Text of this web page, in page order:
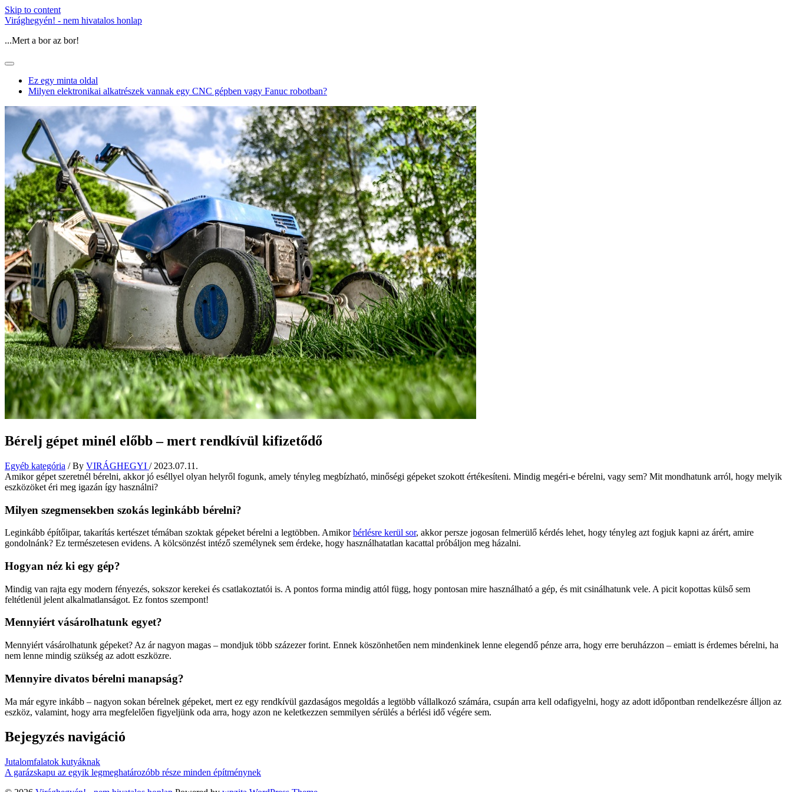
Skip to content
Virághegyén! - nem hivatalos honlap
...Mert a bor az bor!
Ez egy minta oldal
Milyen elektronikai alkatrészek vannak egy CNC gépben vagy Fanuc robotban?
Bérelj gépet minél előbb – mert rendkívül kifizetődő
Egyéb kategória / By VIRÁGHEGYI / 2023.07.11.
Amikor gépet szeretnél bérelni, akkor jó eséllyel olyan helyről fogunk, amely tényleg megbízható, minőségi gépeket szokott értékesíteni. Mindig megéri-e bérelni, vagy sem? Mit mondhatunk arról, hogy melyik
eszközöket éri meg igazán így használni?
Milyen szegmensekben szokás leginkább bérelni?
Leginkább építőipar, takarítás kertészet témában szoktak gépeket bérelni a legtöbben. Amikorbérlésre kerül sor, akkor persze jogosan felmerülő kérdés lehet, hogy tényleg azt fogjuk kapni az árért, amire
gondolnánk? Ez természetesen evidens. A kölcsönzést intéző személynek sem érdeke, hogy használhatatlan kacattal próbáljon meg házalni.
Hogyan néz ki egy gép?
Mindig van rajta egy modern fényezés, sokszor kerekei és csatlakoztatói is. A pontos forma mindig attól függ, hogy pontosan mire használható a gép, és mit csinálhatunk vele. A picit kopottas külső sem
feltétlenül jelent alkalmatlanságot. Ez fontos szempont!
Mennyiért vásárolhatunk egyet?
Mennyiért vásárolhatunk gépeket? Az ár nagyon magas – mondjuk több százezer forint. Ennek köszönhetően nem mindenkinek lenne elegendő pénze arra, hogy erre beruházzon – emiatt is érdemes bérelni, ha
nem lenne mindig szükség az adott eszközre.
Mennyire divatos bérelni manapság?
Ma már egyre inkább – nagyon sokan bérelnek gépeket, mert ez egy rendkívül gazdaságos megoldás a legtöbb vállalkozó számára, csupán arra kell odafigyelni, hogy az adott időpontban rendelkezésre álljon az
eszköz, valamint, hogy arra megfelelően figyeljünk oda arra, hogy azon ne keletkezzen semmilyen sérülés a bérlési idő végére sem.
Bejegyzés navigáció
Jutalomfalatok kutyáknak
A garázskapu az egyik legmeghatározóbb része minden építménynek